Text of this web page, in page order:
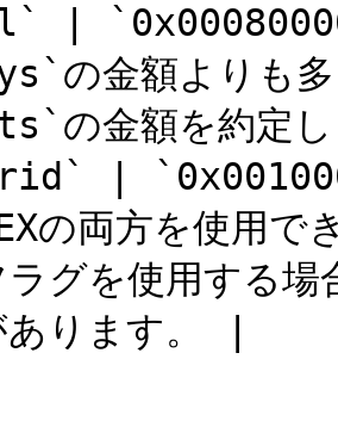
|
の金額よりも
の金額を約定
|
の両方を使用
ラグを使用する
ります。 |